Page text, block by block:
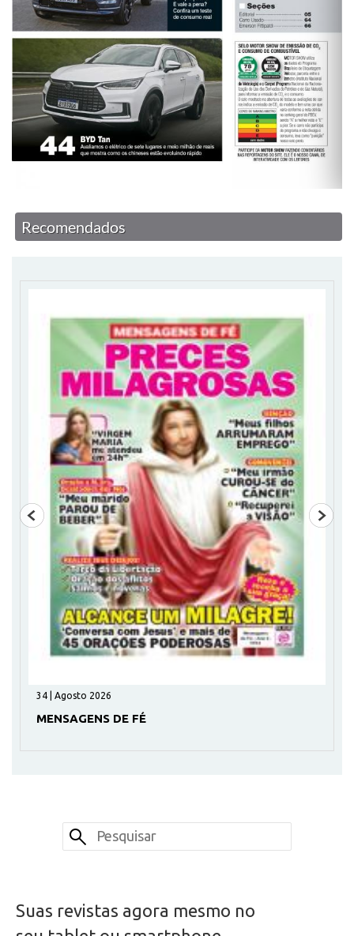
Recomendados
34 | Agosto 2026
MENSAGENS DE FÉ
Suas revistas agora mesmo no